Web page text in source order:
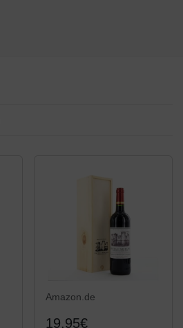
Amazon.de
19,95€